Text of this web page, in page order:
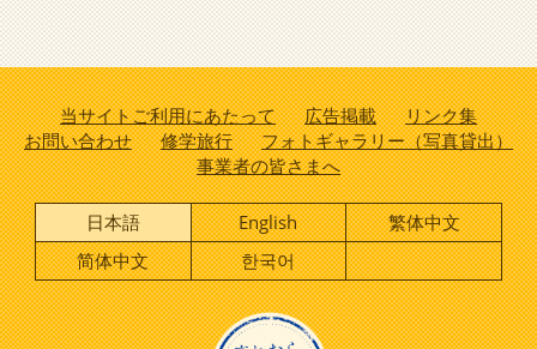
当サイトご利用にあたって 広告掲載
リンク集
お問い合わせ
修学旅行
フォトギャラリー（写真貸出）
事業者の皆さまへ
日本語 English
繁体中文
简体中文
한국어